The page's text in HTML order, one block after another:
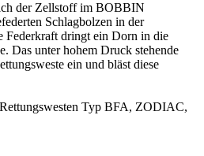
der Zellstoff im BOBBIN
Schlagbolzen in der
Federkraft dringt ein Dorn in die
Das unter hohem Druck stehende
ein und bläst diese
Typ BFA, ZODIAC,